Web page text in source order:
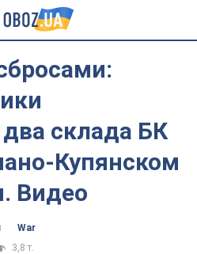
склада БК
Купянском
Видео
War
3,8 т.